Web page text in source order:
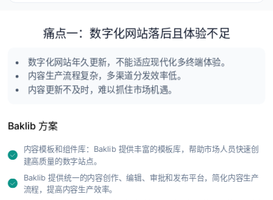
痛点一：数字化网站落后且体验不足
数字化网站年久更新，不能适应现代化多终端体验。
内容生产流程复杂，多渠道分发效率低。
内容更新不及时，难以抓住市场机遇。
Baklib 方案
内容模板和组件库：Baklib 提供丰富的模板库，帮助市场人员快速创
建高质量的数字站点。
Baklib 提供统一的内容创作、编辑、审批和发布平台，简化内容生产
流程，提高内容生产效率。